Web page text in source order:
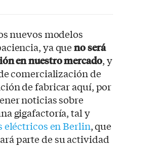
nuevos modelos
ya queno será
en nuestro mercado, y
comercialización de
de fabricar aquí, por
noticias sobre
gigafactoría, tal y
eléctricos en Berlin, que
parte de su actividad